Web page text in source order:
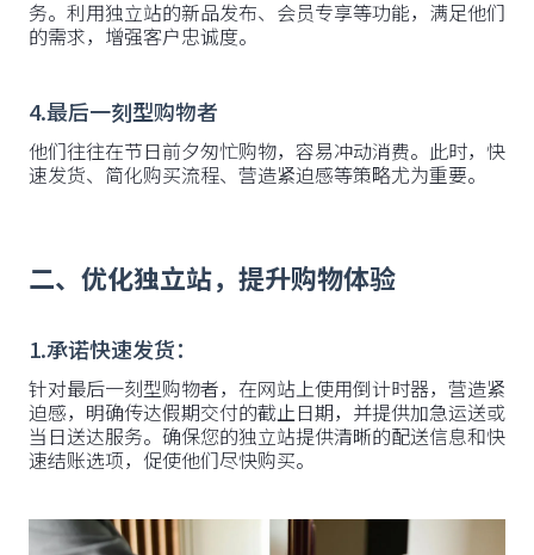
务。利用独立站的新品发布、会员专享等功能，满足他们
的需求，增强客户忠诚度。
4.最后一刻型购物者
他们往往在节日前夕匆忙购物，容易冲动消费。此时，快
速发货、简化购买流程、营造紧迫感等策略尤为重要。
二、优化独立站，提升购物体验
1.承诺快速发货：
针对最后一刻型购物者，在网站上使用倒计时器，营造紧
迫感，明确传达假期交付的截止日期，并提供加急运送或
当日送达服务。确保您的独立站提供清晰的配送信息和快
速结账选项，促使他们尽快购买。